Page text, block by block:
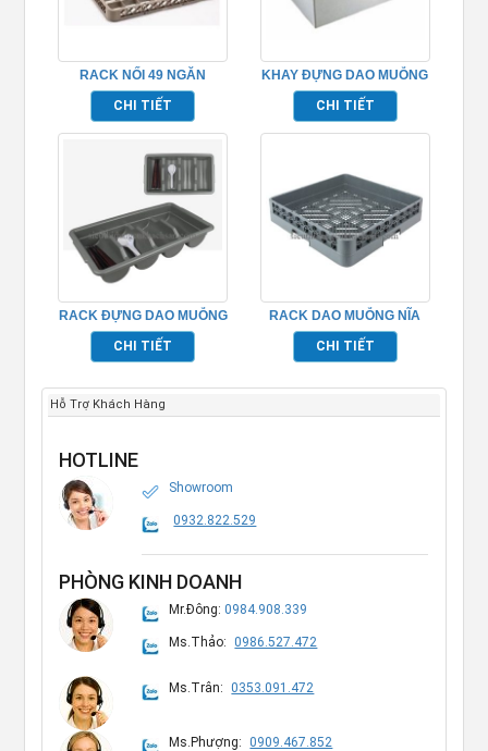
RACK NỐI 49 NGĂN
TP691019
CHI TIẾT
KHAY ĐỰNG DAO MUỖNG
NĨA 6 NGĂN
CHI TIẾT
RACK ĐỰNG DAO MUỖNG
NĨA NHÀ HÀNG TP691023
CHI TIẾT
RACK DAO MUỖNG NĨA
TP691007
CHI TIẾT
Hỗ Trợ Khách Hàng
HOTLINE
Showroom
0932.822.529
PHÒNG KINH DOANH
Mr.Đông:0984.908.339
Ms.Thảo: 0986.527.472
Ms.Trân: 0353.091.472
Ms.Phượng: 0909.467.852